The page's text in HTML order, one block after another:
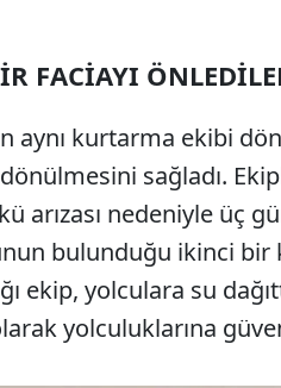
FACİAYI
aynı kurtarma ekibi
sağladı.
arızası nedeniyle üç
bulunduğu ikinci
ekip, yolculara su
yolculuklarına